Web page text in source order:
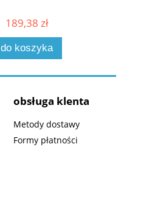
189,38 zł
do koszyka
obsługa klenta
Metody dostawy
Formy płatności